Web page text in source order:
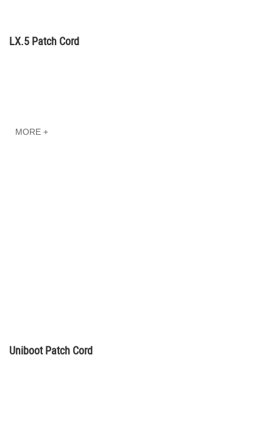
LX.5 Patch Cord
MORE +
Uniboot Patch Cord